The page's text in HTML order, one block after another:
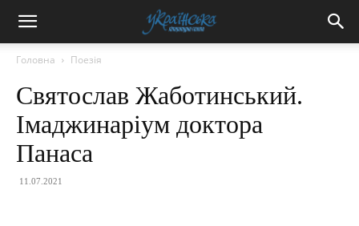
Головна Поезія
Святослав Жаботинський.
Імаджинаріум доктора
Панаса
11.07.2021